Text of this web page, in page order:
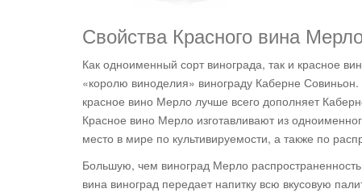
Свойства Красного вина
Как одноименный сорт винограда, так и красное
«королю виноделия» винограду Каберне
красное вино Мерло лучше всего дополняет
Красное вино Мерло изготавливают из
место в мире по культивируемости, а также по
Большую, чем виноград Мерло
вина виноград передает напитку всю вкусовую